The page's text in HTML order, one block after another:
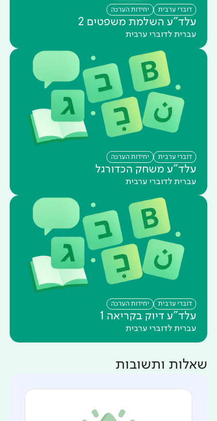
דוברי ערבית יחידות הערכה
עלד"ע השלמת משפטים 2
עברית לדוברי ערבית
דוברי ערבית יחידות הערכה
עלד"ע משחק הכדורגל
עברית לדוברי ערבית
דוברי ערבית יחידות הערכה
עלד"ע דיוק בקריאה 1
עברית לדוברי ערבית
שאלות ותשובות